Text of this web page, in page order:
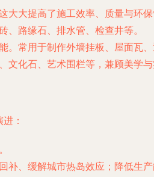
大提高了施工效率、质量与环保
、路缘石、排水管、检查井等。
常用于制作外墙挂板、屋面瓦、
文化石、艺术围栏等，兼顾美学
：
、缓解城市热岛效应；降低生产